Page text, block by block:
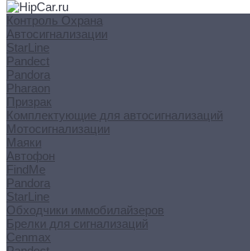
Контроль Охрана
Автосигнализации
StarLine
Pandect
Pandora
Pharaon
Призрак
Комплектующие для автосигнализаций
Мотосигнализации
Маяки
Автофон
FindMe
Pandora
StarLine
Обходчики иммобилайзеров
Брелки для сигнализаций
Cenmax